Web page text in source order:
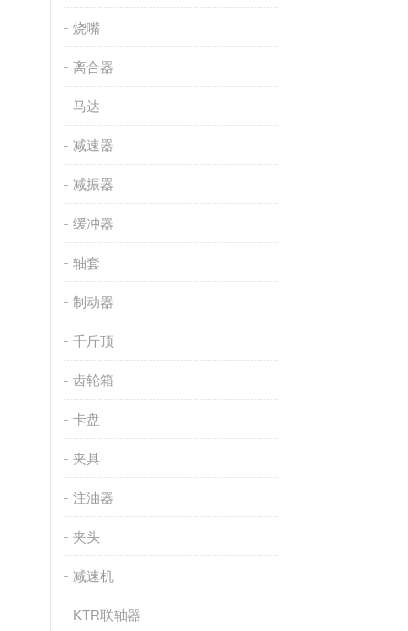
烧嘴
离合器
马达
减速器
减振器
缓冲器
轴套
制动器
千斤顶
齿轮箱
卡盘
夹具
注油器
夹头
减速机
KTR联轴器